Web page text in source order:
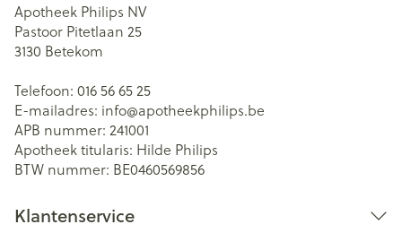
Apotheek Philips NV
Pastoor Pitetlaan 25
3130 Betekom
Telefoon: 016 56 65 25
E-mailadres: info@apotheekphilips.be
APB nummer: 241001
Apotheek titularis: Hilde Philips
BTW nummer: BE0460569856
Klantenservice